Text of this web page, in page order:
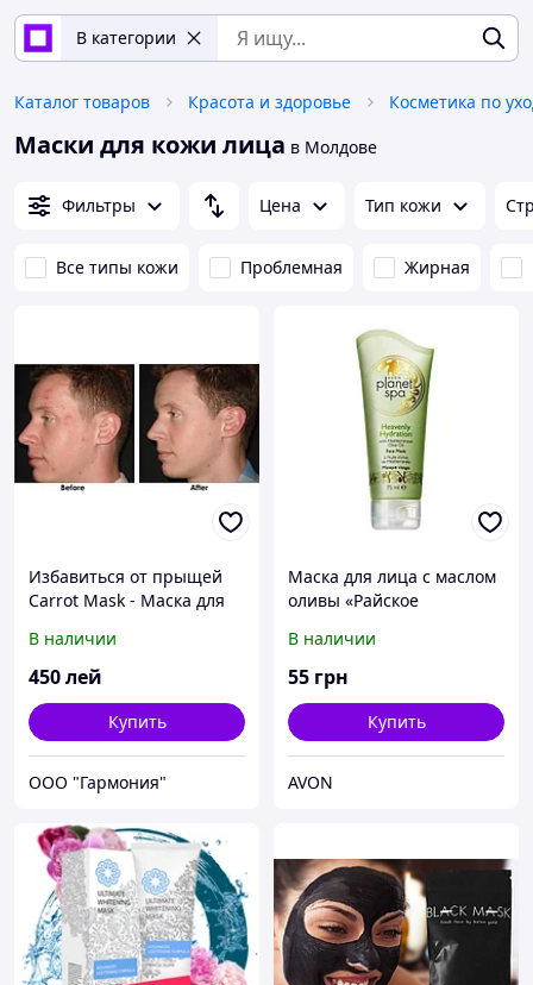
В категории
Каталог товаров Красота и здоровье Косметика по
Маски для кожи лица в Молдове
Фильтры Цена Тип кожи
Все типы кожи Проблемная Жирная
Избавиться от прыщей
Carrot Mask - Маска для
кожи молдове
В наличии
450лей
Купить
ООО "Гармония"
Маска для лица с маслом
оливы «Райское
Эйвон, Ейвон, 75 мл
В наличии
55 грн
Купить
AVON